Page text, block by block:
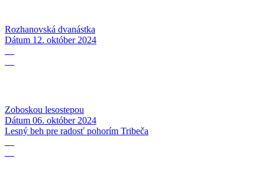
Rozhanovská dvanástka
Dátum 12. október 2024
Zoboskou lesostepou
Dátum 06. október 2024
Lesný beh pre radosť pohorím Tribeča